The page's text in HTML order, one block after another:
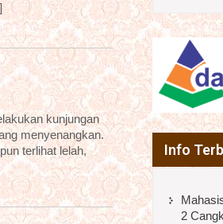
kunjungan
menyenangkan.
terlihat lelah,
Info
2